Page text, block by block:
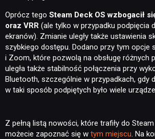
NEWSY
RECENZJE
PUBLICYSTYKA
Oprócz tego Steam Deck OS wzbogacił
oraz VRR (ale tylko w przypadku podpięcia
ekranów). Zmianie uległy także ustawienia
szybkiego dostępu. Dodano przy tym opcje
i Zoom, które pozwolą na obsługę różnych
uległa także stabilność połączenia przy
Bluetooth, szczególnie w przypadkach, gdy
w taki sposób podpiętych było wiele
Z pełną listą nowości, które trafiły do Steam
możecie zapoznać się w tym miejscu. Na